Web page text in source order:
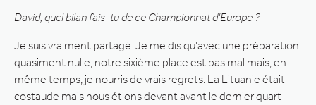
David, quel bilan fais-tu de ce Championnat d’Europe ?
Je suis vraiment partagé. Je me dis qu’avec une préparation
quasiment nulle, notre sixième place est pas mal mais, en
même temps, je nourris de vrais regrets. La Lituanie était
costaude mais nous étions devant avant le dernier quart-